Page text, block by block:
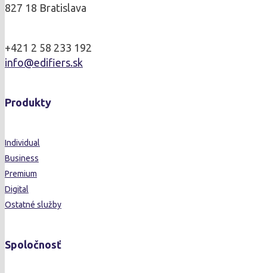
827 18 Bratislava
+421 2 58 233 192
info@edifiers.sk
Produkty
Individual
Business
Premium
Digital
Ostatné služby
Spoločnosť